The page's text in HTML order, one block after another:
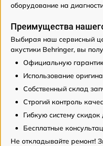
оборудование на
Преимущества
Выбирая наш сервисный
акустики Behringer, вы
Официальную
Использование
Собственный склад
Строгий контроль
Гибкую систему
Бесплатные
Не откладывайте ремонт!